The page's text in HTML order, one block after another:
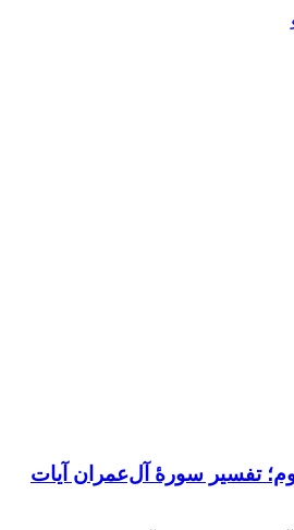
تفسیر سورۀ آل‌عمران آیات